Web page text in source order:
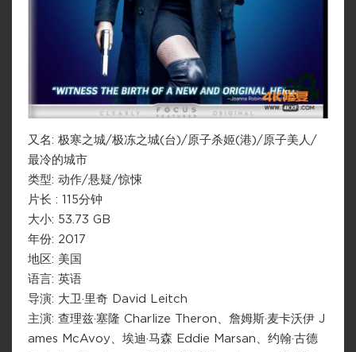
又名: 极寒之城/极冻之城(台)/原子杀姬(港)/原子美人/
最冷的城市
类型: 动作/悬疑/惊悚
片长 : 115分钟
大小: 53.73 GB
年份: 2017
地区: 美国
语言: 英语
导演: 大卫·里奇 David Leitch
主演: 查理兹·塞隆 Charlize Theron、詹姆斯·麦卡沃伊 J
ames McAvoy、埃迪·马森 Eddie Marsan、约翰·古德